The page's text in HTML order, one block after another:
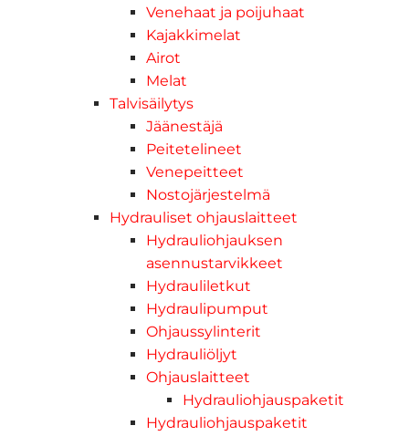
Venehaat ja poijuhaat
Kajakkimelat
Airot
Melat
Talvisäilytys
Jäänestäjä
Peitetelineet
Venepeitteet
Nostojärjestelmä
Hydrauliset ohjauslaitteet
Hydrauliohjauksen
asennustarvikkeet
Hydrauliletkut
Hydraulipumput
Ohjaussylinterit
Hydrauliöljyt
Ohjauslaitteet
Hydrauliohjauspaketit
Hydrauliohjauspaketit